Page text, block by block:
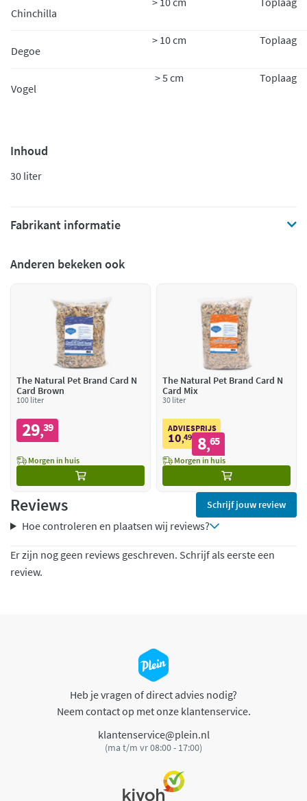
Chinchilla
Degoe
> 10 cm Toplaag
Vogel
> 5 cm Toplaag
Inhoud
30 liter
Fabrikant informatie
Anderen bekeken ook
The Natural Pet Brand Card N
Card Brown
100 liter
29,39
Morgen in huis
The Natural Pet Brand Card N
Card Mix
30 liter
ADVIESPRIJS
10,49 8,65
Morgen in huis
Reviews Schrijf jouw review
Hoe controleren en plaatsen wij reviews?
Er zijn nog geen reviews geschreven. Schrijf als eerste een
review.
Heb je vragen of direct advies nodig?
Neem contact op met onze klantenservice.
klantenservice@plein.nl
(ma t/m vr 08:00 - 17:00)